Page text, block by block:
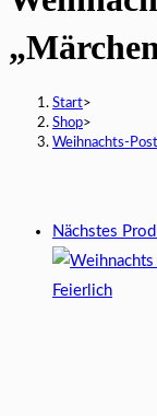
Start>
Shop>
Weihnachts-
Nächstes